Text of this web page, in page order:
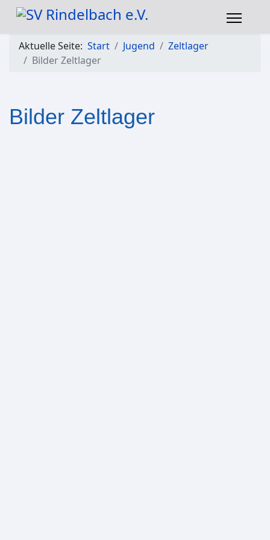
Aktuelle Seite: Start Jugend
Zeltlager
Bilder Zeltlager
Bilder Zeltlager